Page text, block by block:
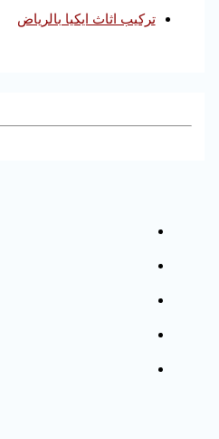
تركيب اثاث ايكيا بالرياض